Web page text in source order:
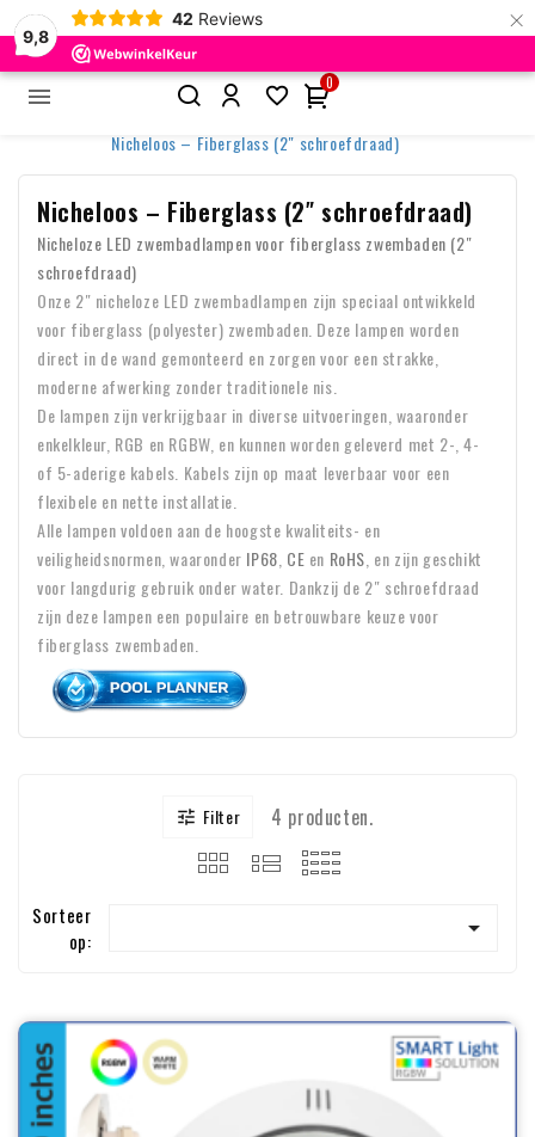
9,8
42 Reviews ×
 
0
Zwembadverlichting
Nicheloze Zwembadlampen
Nicheloos – Fiberglass (2″ schroefdraad)
Nicheloos – Fiberglass (2″ schroefdraad)
Nicheloze LED zwembadlampen voor fiberglass zwembaden (2″
schroefdraad)
Onze 2″ nicheloze LED zwembadlampen zijn speciaal ontwikkeld
voor fiberglass (polyester) zwembaden. Deze lampen worden
direct in de wand gemonteerd en zorgen voor een strakke,
moderne afwerking zonder traditionele nis.
De lampen zijn verkrijgbaar in diverse uitvoeringen, waaronder
enkelkleur, RGB en RGBW, en kunnen worden geleverd met 2-, 4-
of 5-aderige kabels. Kabels zijn op maat leverbaar voor een
flexibele en nette installatie.
Alle lampen voldoen aan de hoogste kwaliteits- en
veiligheidsnormen, waaronder IP68 CE en RoHS , en zijn geschikt
voor langdurig gebruik onder water. Dankzij de 2″ schroefdraad
zijn deze lampen een populaire en betrouwbare keuze voor
fiberglass zwembaden.
 Filter 4 producten.
Sorteer
op:
